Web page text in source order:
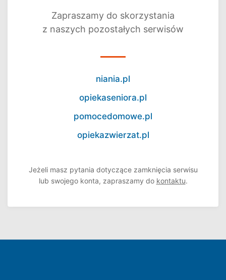
Zapraszamy do skorzystania
z naszych pozostałych serwisów
niania.pl
opiekaseniora.pl
pomocedomowe.pl
opiekazwierzat.pl
Jeżeli masz pytania dotyczące zamknięcia serwisu
lub swojego konta, zapraszamy do kontaktu.